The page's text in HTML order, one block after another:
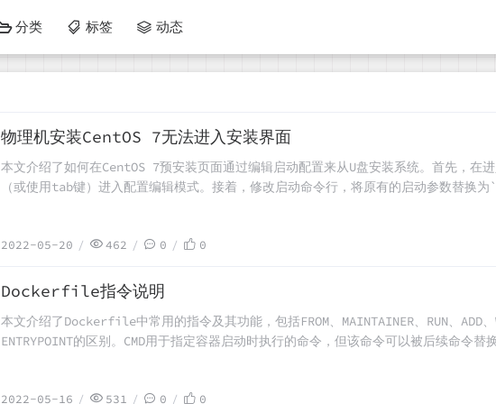
分类 标签 动态
2022-05-20
物理机安装CentOS 7无法进入安装界面
本文介绍了如何在CentOS 7预安装页面通过编辑启动配置来从U盘安装系统。首先，在
（或使用tab键）进入配置编辑模式。接着，修改启动命令行，将原有的启动参
终能够成功加载到安装界面继续进行系统安装。
2022-05-20 462 0 0
2022-05-16
Dockerfile指令说明
本文介绍了Dockerfile中常用的指令及其功能，包括FROM、MAINTAINER、RUN、ADD、
ENTRYPOINT的区别。CMD用于指定容器启动时执行的命令，但该命令可以被后续命令替
行。
2022-05-16 531 0 0